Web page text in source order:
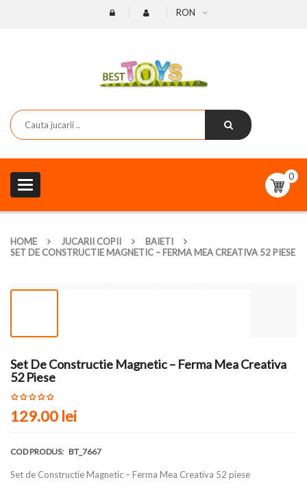
RON
Toggle
navigation
0
HOME JUCARII COPII
BAIETI
SET DE CONSTRUCTIE MAGNETIC – FERMA MEA CREATIVA 52 PIESE
Set De Constructie Magnetic – Ferma Mea Creativa
52 Piese
129.00 lei
COD PRODUS: BT_7667
Set de Constructie Magnetic – Ferma Mea Creativa 52 piese